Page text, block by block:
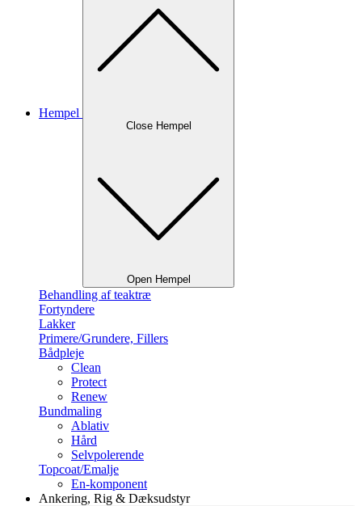
Hempel
Close Hempel
Open Hempel
Behandling af teaktræ
Fortyndere
Lakker
Primere/Grundere, Fillers
Bådpleje
Clean
Protect
Renew
Bundmaling
Ablativ
Hård
Selvpolerende
Topcoat/Emalje
En-komponent
Ankering, Rig & Dæksudstyr